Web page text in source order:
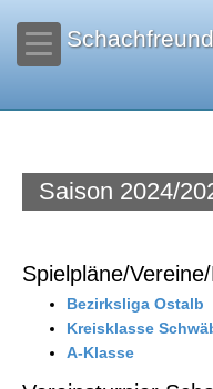
Saison 2024/
Spielpläne/
Bezirksliga Ostalb
Kreisklasse
A-Klasse